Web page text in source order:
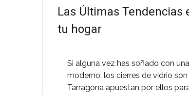
Las Últimas Tendencias
tu hogar
Si alguna vez has soñado con
moderno, los cierres de vidrio
Tarragona apuestan por ellos